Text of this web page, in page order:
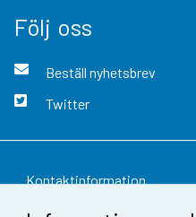
Följ oss
Beställ nyhetsbrev
Twitter
Kontaktinformation